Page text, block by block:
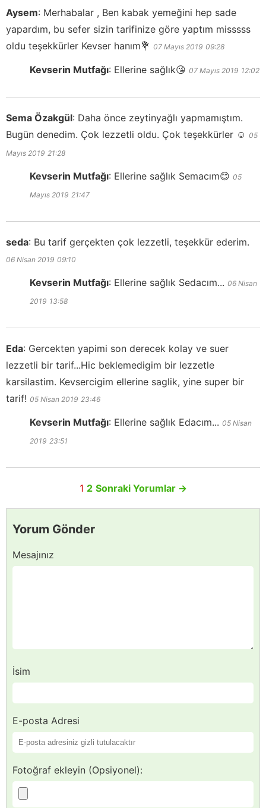
Aysem: Merhabalar , Ben kabak yemeğini hep sade
yapardım, bu sefer sizin tarifinize göre yaptım misssss
oldu teşekkürler Kevser hanım💐 07 Mayıs 2019 09:28
Kevserin Mutfağı: Ellerine sağlık😘 07 Mayıs 2019 12:02
Sema Özakgül: Daha önce zeytinyağlı yapmamıştım.
Bugün denedim. Çok lezzetli oldu. Çok teşekkürler ☺️ 05
Mayıs 2019 21:28
Kevserin Mutfağı: Ellerine sağlık Semacım😊 05
Mayıs 2019 21:47
seda: Bu tarif gerçekten çok lezzetli, teşekkür ederim.
06 Nisan 2019 09:10
Kevserin Mutfağı: Ellerine sağlık Sedacım... 06 Nisan
2019 13:58
Eda: Gercekten yapimi son derecek kolay ve suer
lezzetli bir tarif...Hic beklemedigim bir lezzetle
karsilastim. Kevsercigim ellerine saglik, yine super bir
tarif! 05 Nisan 2019 23:46
Kevserin Mutfağı: Ellerine sağlık Edacım... 05 Nisan
2019 23:51
1 2 Sonraki Yorumlar →
Yorum Gönder
Mesajınız
İsim
E-posta Adresi
Fotoğraf ekleyin (Opsiyonel):